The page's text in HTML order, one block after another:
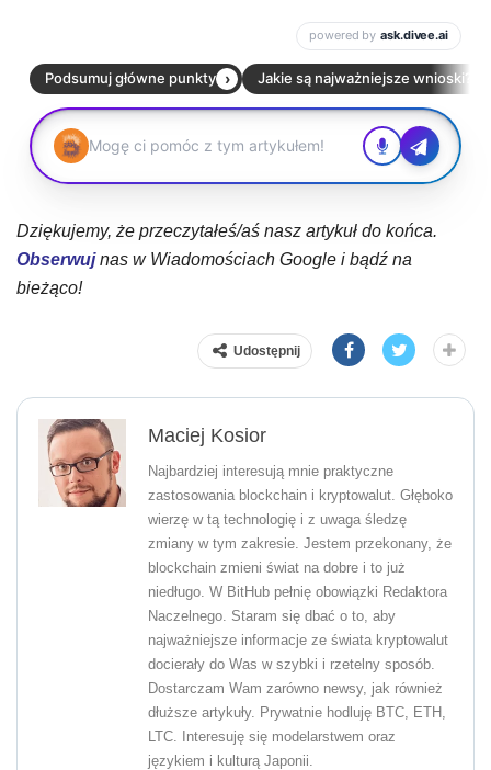
Dziękujemy, że przeczytałeś/aś nasz artykuł do końca.
Obserwujnas w Wiadomościach Google i bądź na
bieżąco!
Udostępnij
Maciej Kosior
Najbardziej interesują mnie praktyczne
zastosowania blockchain i kryptowalut. Głęboko
wierzę w tą technologię i z uwaga śledzę
zmiany w tym zakresie. Jestem przekonany, że
blockchain zmieni świat na dobre i to już
niedługo. W BitHub pełnię obowiązki Redaktora
Naczelnego. Staram się dbać o to, aby
najważniejsze informacje ze świata kryptowalut
docierały do Was w szybki i rzetelny sposób.
Dostarczam Wam zarówno newsy, jak również
dłuższe artykuły. Prywatnie hodluję BTC, ETH,
LTC. Interesuję się modelarstwem oraz
językiem i kulturą Japonii.